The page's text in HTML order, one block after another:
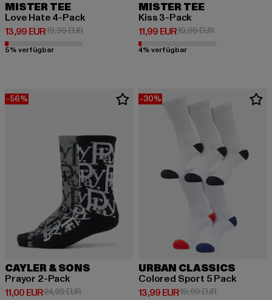
MISTER TEE
Love Hate 4-Pack
13,99 EUR
Derzeitiger Preis: 13,99 EUR
19,99 EURAktionspreis: 19,99 EUR
5% verfügbar
MISTER TEE
Kiss 3-Pack
11,99 EUR
Derzeitiger Preis: 11,99 EUR
19,99 EURAktionspreis:
4% verfügbar
-56%
CAYLER & SONS
Prayor 2-Pack
11,00 EUR
Derzeitiger Preis: 11,00 EUR
24,99 EURAktionspreis: 24,99 EUR
-30%
URBAN CLASSICS
Colored Sport 5 Pack
13,99 EUR
Derzeitiger Preis: 13,99 EUR
19,99 EURAktionspreis: